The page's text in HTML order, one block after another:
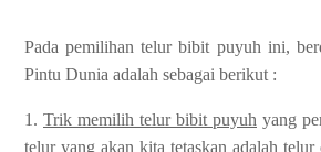
Pada pemilihan telur bibit puyuh ini,
Pintu Dunia adalah sebagai berikut :
1. Trik memilih telur bibit puyuh yang
telur yang akan kita tetaskan adalah